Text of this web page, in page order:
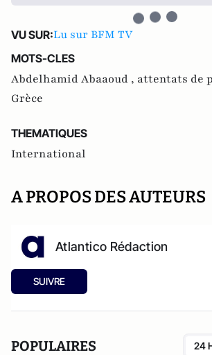
VU SUR:Lu sur BFM TV
MOTS-CLES
Abdelhamid Abaaoud , attentats de
Grèce
THEMATIQUES
International
A PROPOS DES AUTEURS
Atlantico Rédaction
SUIVRE
POPULAIRES 24